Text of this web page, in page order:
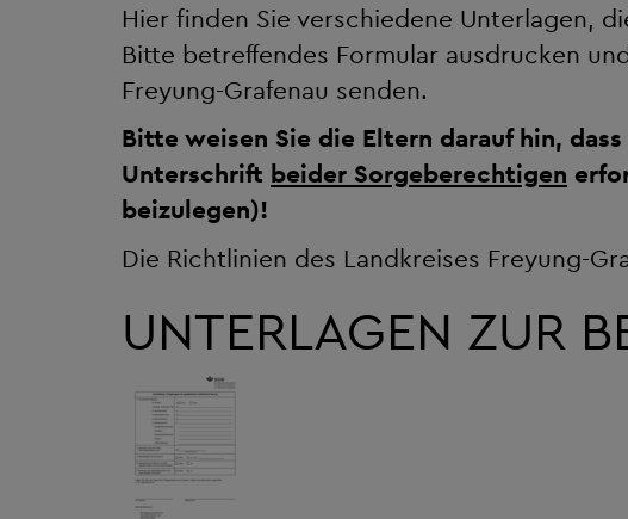
Hier finden Sie verschiedene Unterlagen,
Bitte betreffendes Formular ausdrucken
Freyung-Grafenau senden.
Bitte weisen Sie die Eltern darauf hin,
Unterschrift beider Sorgeberechtigen
beizulegen)!
Die Richtlinien des Landkreises Freyung-
UNTERLAGEN ZUR